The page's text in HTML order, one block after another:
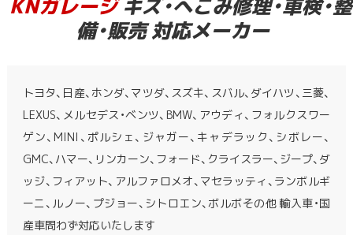
備・販売 対応メーカー
トヨタ、日産、ホンダ、マツダ、スズキ、スバル、ダイハツ、三菱、
LEXUS、メルセデス・ベンツ、BMW、アウディ、フォルクスワー
ゲン、MINI、ポルシェ、ジャガー、キャデラック、シボレー、
GMC、ハマー、リンカーン、フォード、クライスラー、ジープ、ダ
ッジ、フィアット、アルファロメオ、マセラッティ、ランボルギ
ーニ、ルノー、プジョー、シトロエン、ボルボその他 輸入車・国
産車問わず対応いたします